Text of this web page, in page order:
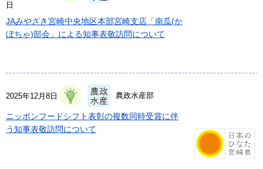
日
JAみやざき宮崎中央地区本部宮崎支店「南瓜(か
ぼちゃ)部会」による知事表敬訪問について
2025年12月8日 農政水産部
ニッポンフードシフト表彰の複数同時受賞に伴
う知事表敬訪問について